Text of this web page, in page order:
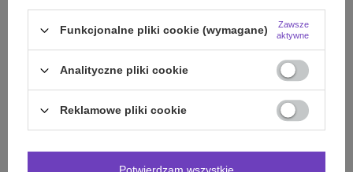
Potrzebujesz pomocy? Masz pytania?
najciekawsze pytania i odpowiedzi publikując
Zadaj pytanie
Funkcjonalne pliki cookie (wymagane)
Zawsze
aktywne
Analityczne pliki cookie
Reklamowe pliki cookie
Potwierdzam wszystkie